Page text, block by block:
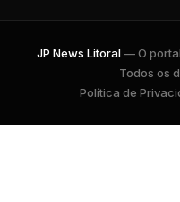
JP News Litoral— O
Todos os
Política de